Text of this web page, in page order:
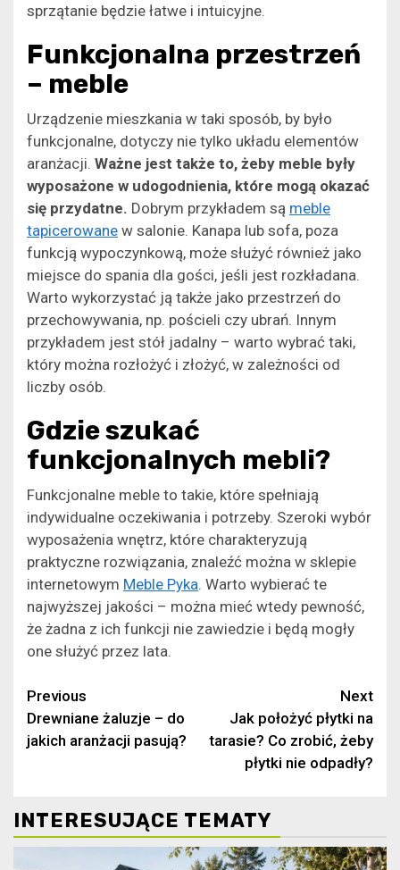
sprzątanie będzie łatwe i intuicyjne.
Funkcjonalna przestrzeń
– meble
Urządzenie mieszkania w taki sposób, by było
funkcjonalne, dotyczy nie tylko układu elementów
aranżacji. Ważne jest także to, żeby meble były
wyposażone w udogodnienia, które mogą okazać
się przydatne. Dobrym przykładem są meble
tapicerowane w salonie. Kanapa lub sofa, poza
funkcją wypoczynkową, może służyć również jako
miejsce do spania dla gości, jeśli jest rozkładana.
Warto wykorzystać ją także jako przestrzeń do
przechowywania, np. pościeli czy ubrań. Innym
przykładem jest stół jadalny – warto wybrać taki,
który można rozłożyć i złożyć, w zależności od
liczby osób.
Gdzie szukać
funkcjonalnych mebli?
Funkcjonalne meble to takie, które spełniają
indywidualne oczekiwania i potrzeby. Szeroki wybór
wyposażenia wnętrz, które charakteryzują
praktyczne rozwiązania, znaleźć można w sklepie
internetowym Meble Pyka. Warto wybierać te
najwyższej jakości – można mieć wtedy pewność,
że żadna z ich funkcji nie zawiedzie i będą mogły
one służyć przez lata.
Continue
Reading
Previous
Drewniane żaluzje – do
jakich aranżacji pasują?
Next
Jak położyć płytki na
tarasie? Co zrobić, żeby
płytki nie odpadły?
INTERESUJĄCE TEMATY